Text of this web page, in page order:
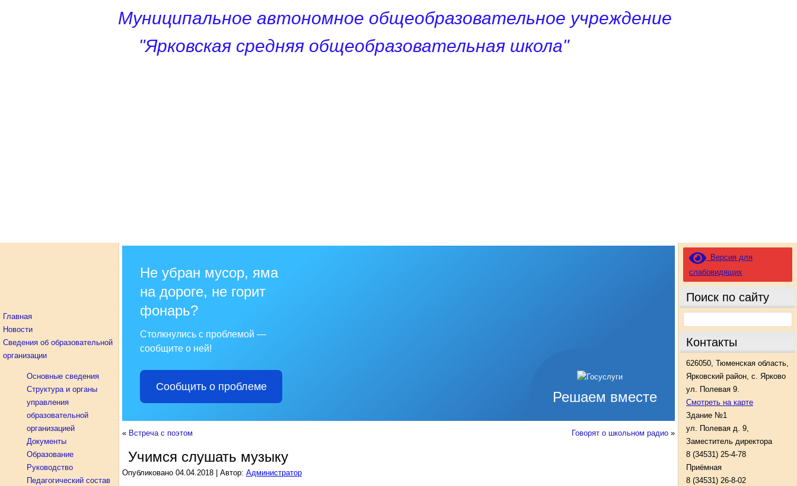
Муниципальное автономное общеобразовательное учреждение
"Ярковская средняя общеобразовательная школа"
Главная
Новости
Сведения об образовательной
организации
Основные сведения
Структура и органы
управления
образовательной
организацией
Документы
Образование
Руководство
Педагогический состав
Решаем вместе
Не убран мусор, яма
на дороге, не горит
фонарь?
Столкнулись с проблемой —
сообщите о ней!
Сообщить о проблеме
« Встреча с поэтом Говорят о школьном радио »
Учимся слушать музыку
Опубликовано 04.04.2018 Автор: Администратор
Версия для
слабовидящих
Поиск по сайту
Контакты
626050, Тюменская область,
Ярковский район, с. Ярково
ул. Полевая 9.
Смотреть на карте
Здание №1
ул. Полевая д. 9,
Заместитель директора
8 (34531) 25-4-78
Приёмная
8 (34531) 26-8-02